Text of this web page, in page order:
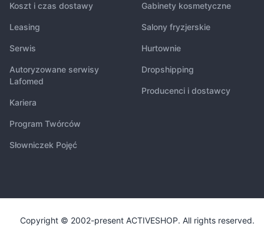
Koszt i czas dostawy
Leasing
Serwis
Autoryzowane serwisy
Lafomed
Kariera
Program Twórców
Słowniczek Pojęć
Gabinety kosmetyczne
Salony fryzjerskie
Hurtownie
Dropshipping
Producenci i dostawcy
Copyright © 2002-present ACTIVESHOP. All rights reserved.